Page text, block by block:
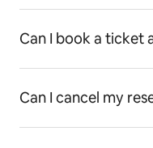
Can I book a ticket
Can I cancel my